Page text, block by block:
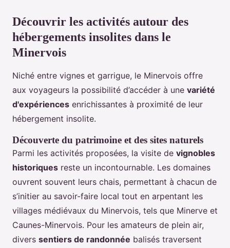
Découvrir les activités autour des
hébergements insolites dans le
Minervois
Niché entre vignes et garrigue, le Minervois offre
aux voyageurs la possibilité d’accéder à une variété
d'expériences enrichissantes à proximité de leur
hébergement insolite.
Découverte du patrimoine et des sites naturels
Parmi les activités proposées, la visite de vignobles
historiques reste un incontournable. Les domaines
ouvrent souvent leurs chais, permettant à chacun de
s’initier au savoir-faire local tout en arpentant les
villages médiévaux du Minervois, tels que Minerve et
Caunes-Minervois. Pour les amateurs de plein air,
divers sentiers de randonnée balisés traversent